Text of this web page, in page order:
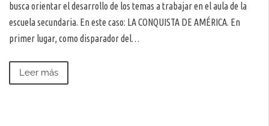
busca orientar el desarrollo de los temas a trabajar en el aula de la
escuela secundaria. En este caso: LA CONQUISTA DE AMÉRICA. En
primer lugar, como disparador del…
Leer más